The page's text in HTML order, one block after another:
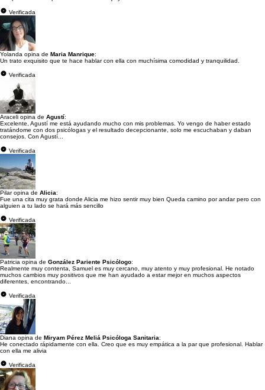
Verificada
Yolanda opina de Maria Manrique:
Un trato exquisito que te hace hablar con ella con muchísima comodidad y tranquilidad.
Verificada
Araceli opina de Agustí:
Excelente, Agustí me está ayudando mucho con mis problemas. Yo vengo de haber estado
tratándome con dos psicólogas y el resultado decepcionante, solo me escuchaban y daban
consejos. Con Agustí...
Verificada
Pilar opina de Alicia:
Fue una cita muy grata donde Alicia me hizo sentir muy bien Queda camino por andar pero con
alguien a tu lado se hará más sencillo
Verificada
Patricia opina de González Pariente Psicólogo:
Realmente muy contenta, Samuel es muy cercano, muy atento y muy profesional. He notado
muchos cambios muy positivos que me han ayudado a estar mejor en muchos aspectos
diferentes, encontrando...
Verificada
Diana opina de Miryam Pérez Meliá Psicóloga Sanitaria:
He conectado rápidamente con ella. Creo que es muy empática a la par que profesional. Hablar
con ella me alivia
Verificada